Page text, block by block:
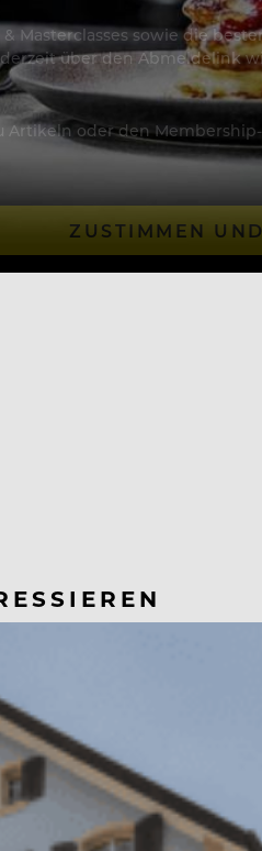
Masterclasses sowie die
über den Abmeldelink
Artikeln oder den
ZUSTIMMEN